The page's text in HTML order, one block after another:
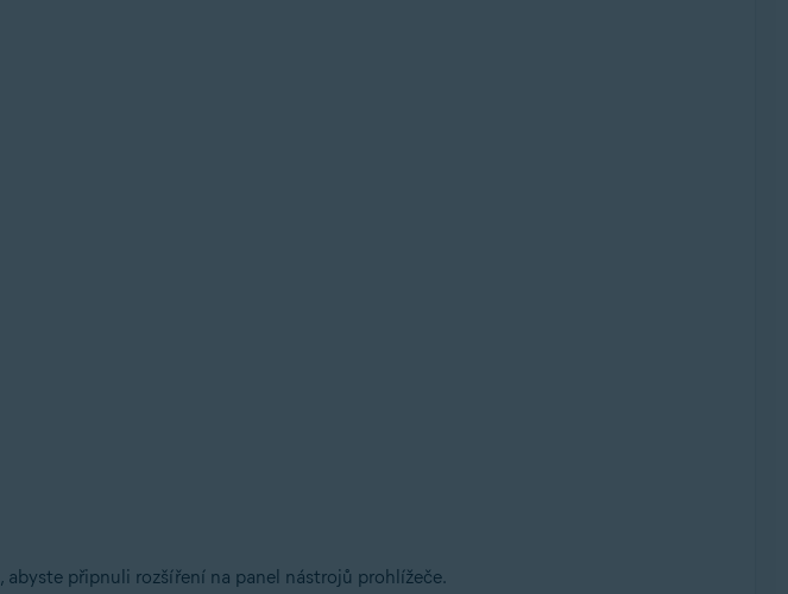
, abyste připnuli rozšíření na panel nástrojů prohlížeče.